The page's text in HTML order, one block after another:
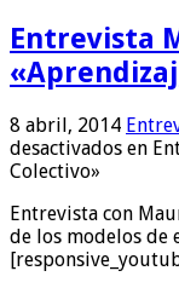
Entrevista
8 abril, 2014
desactivados en
Colectivo»
Entrevista con
de los modelos de